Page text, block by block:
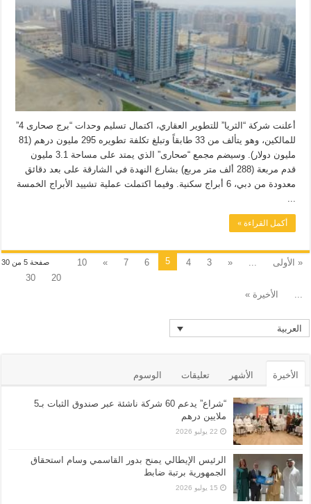
أعلنت شركة “الثريا” للتطوير العقاري، اكتمال تسليم وحدات “برج صحارى 4”
للمالكين، وهو يتألف من 33 طابقاً وتبلغ تكلفة تطويره 295 مليون درهم (81
مليون دولار). وسيضم مجمع “صحارى” الذي يمتد على مساحة 3.1 مليون
قدم مربعة (288 ألف متر مربع) بشارع النهدة في الشارقة على بعد دقائق
معدودة من دبي، 6 أبراج سكنية. وفيما اكتملت عملية تشييد الأبراج الخمسة
أكمل القراءة »
صفحة 5 من 30 « الأولى «
3
4
5
6
7
»
10
20
30
الأخيرة »
العربية
الأخيرة الأشهر تعليقات الوسوم
“شراع” يدعم 60 شركة ناشئة عبر صندوق الثبات بـ5
ملايين درهم
22 يوليو 2026
الرئيس الإيطالي يمنح بدور القاسمي وسام استحقاق
الجمهورية برتبة ضابط
15 يوليو 2026